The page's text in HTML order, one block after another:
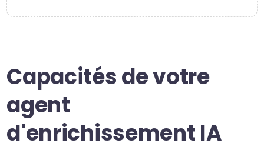
Capacités de votre
agent
d'enrichissement IA